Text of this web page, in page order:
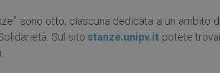
sono otto, ciascuna dedicata a un ambito
Sul sitostanze.unipv.it potete